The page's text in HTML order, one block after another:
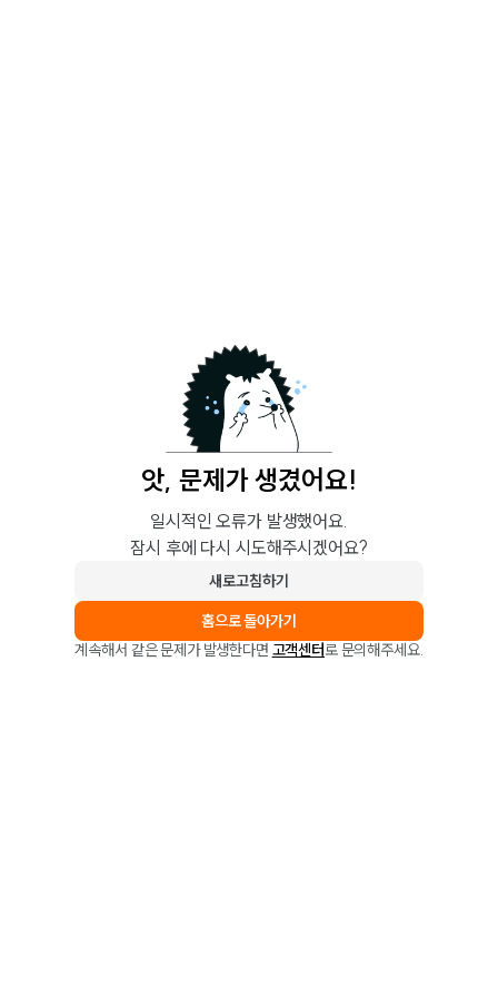
앗, 문제가 생겼어요!
일시적인 오류가 발생했어요.
잠시 후에 다시 시도해주시겠어요?
새로고침하기
홈으로 돌아가기
계속해서 같은 문제가 발생한다면 고객센터로 문의해주세요.